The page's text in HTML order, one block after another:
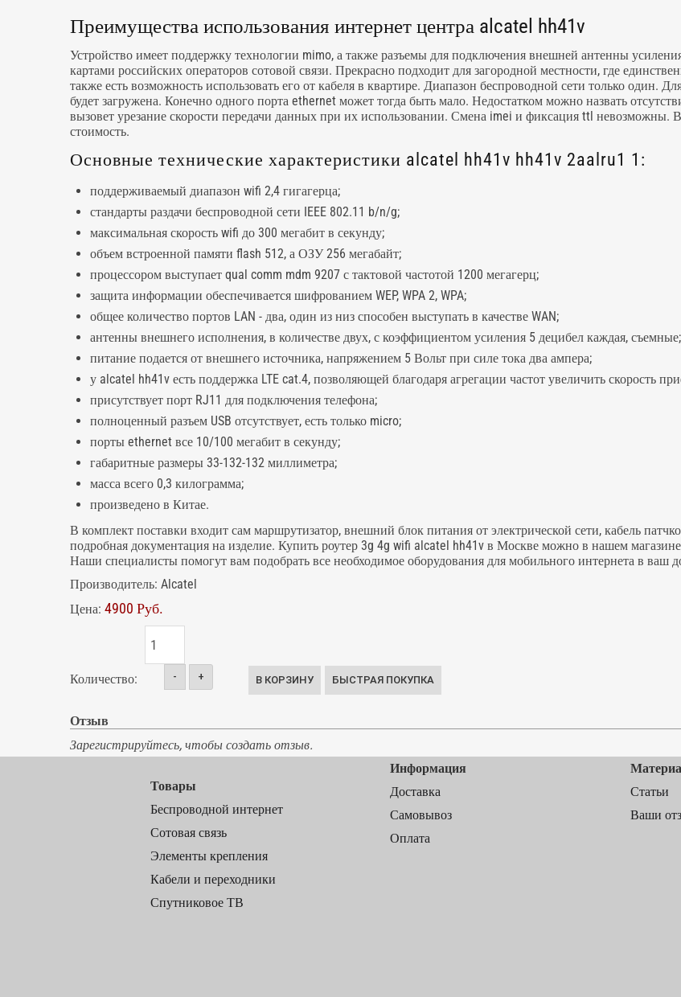
Преимущества использования интернет центра alcatel hh41v
Устройство имеет поддержку технологии mimo, а также разъемы для подключения внешней антенны
картами российских операторов сотовой связи. Прекрасно подходит для загородной местности, где
также есть возможность использовать его от кабеля в квартире. Диапазон беспроводной сети только один.
будет загружена. Конечно одного порта ethernet может тогда быть мало. Недостатком можно назвать
вызовет урезание скорости передачи данных при их использовании. Смена imei и фиксация ttl невозможны.
стоимость.
Основные технические характеристики alcatel hh41v hh41v 2aalru1 1:
поддерживаемый диапазон wifi 2,4 гигагерца;
стандарты раздачи беспроводной сети IEEE 802.11 b/n/g;
максимальная скорость wifi до 300 мегабит в секунду;
объем встроенной памяти flash 512, а ОЗУ 256 мегабайт;
процессором выступает qual comm mdm 9207 с тактовой частотой 1200 мегагерц;
защита информации обеспечивается шифрованием WEP, WPA 2, WPA;
общее количество портов LAN - два, один из низ способен выступать в качестве WAN;
антенны внешнего исполнения, в количестве двух, с коэффициентом усиления 5 децибел каждая, съемные;
питание подается от внешнего источника, напряжением 5 Вольт при силе тока два ампера;
у alcatel hh41v есть поддержка LTE cat.4, позволяющей благодаря агрегации частот увеличить скорость
присутствует порт RJ11 для подключения телефона;
полноценный разъем USB отсутствует, есть только micro;
порты ethernet все 10/100 мегабит в секунду;
габаритные размеры 33-132-132 миллиметра;
масса всего 0,3 килограмма;
произведено в Китае.
В комплект поставки входит сам маршрутизатор, внешний блок питания от электрической сети, кабель
подробная документация на изделие. Купить роутер 3g 4g wifi alcatel hh41v в Москве можно в нашем
Наши специалисты помогут вам подобрать все необходимое оборудования для мобильного интернета в ваш
Производитель: Alcatel
Цена: 4900 Руб.
Количество: - +
Отзыв
Зарегистрируйтесь, чтобы создать отзыв.
Товары
Беспроводной интернет
Сотовая связь
Элементы крепления
Кабели и переходники
Спутниковое ТВ
Информация
Доставка
Самовывоз
Оплата
Статьи
Ваши